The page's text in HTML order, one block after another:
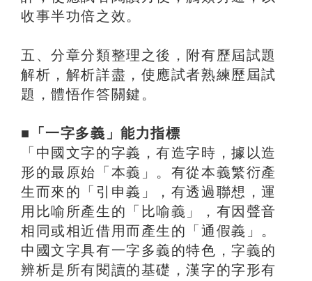
收事半功倍之效。
五、分章分類整理之後，附有歷屆試題
解析，解析詳盡，使應試者熟練歷屆試
題，體悟作答關鍵。
■「一字多義」能力指標
「中國文字的字義，有造字時，據以造
形的最原始「本義」。有從本義繁衍產
生而來的「引申義」，有透過聯想，運
用比喻所產生的「比喻義」，有因聲音
相同或相近借用而產生的「通假義」。
中國文字具有一字多義的特色，字義的
辨析是所有閱讀的基礎，漢字的字形有